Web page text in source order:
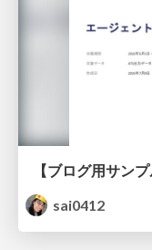
sai0412